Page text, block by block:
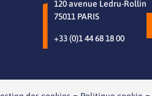
120 avenue Ledru-Rollin
75011 PARIS
+33 (0)1 44 68 18 00